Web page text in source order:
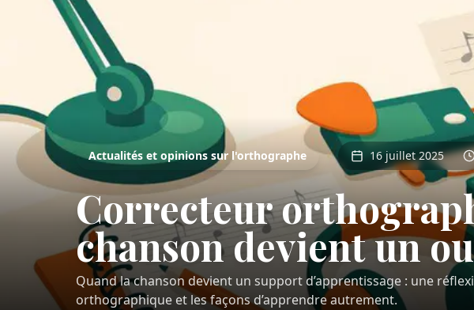
Actualités et opinions sur l'orthographe 16 juillet 2025
Correcteur
chanson devient un
Quand la chanson devient un support d’apprentissage : une
orthographique et les façons d’apprendre autrement.